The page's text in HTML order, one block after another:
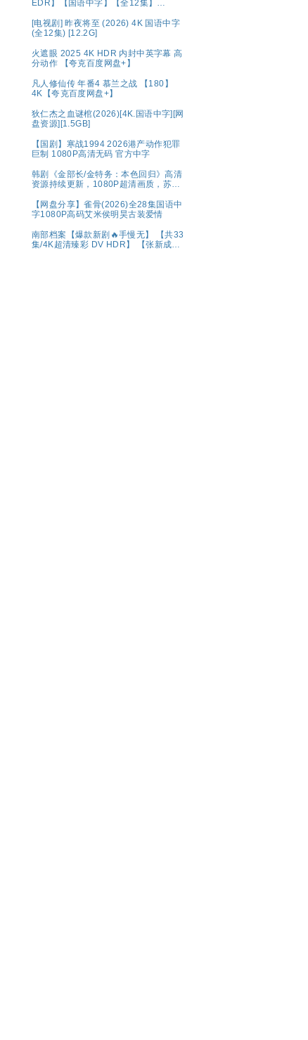
EDR】【国语中字】【全12集】
[电视剧] 昨夜将至 (2026) 4K 国语中字
(全12集) [12.2G]
火遮眼 2025 4K HDR 内封中英字幕 高
分动作 【夸克百度网盘+】
凡人修仙传 年番4 慕兰之战 【180】
4K【夸克百度网盘+】
狄仁杰之血谜棺(2026)[4K.国语中字][网
盘资源][1.5GB]
【国剧】寒战1994 2026港产动作犯罪
巨制 1080P高清无码 官方中字
韩剧《金部长/金特务：本色回归》高清
资源持续更新，1080P超清画质，苏志
分享
【网盘分享】雀骨(2026)全28集国语中
字1080P高码艾米侯明昊古装爱情
南部档案【爆款新剧🔥手慢无】 【共33
集/4K超清臻彩 DV HDR】 【张新成、